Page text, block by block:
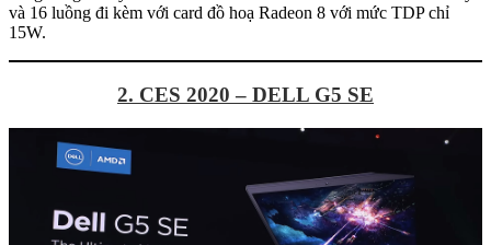
và 16 luồng đi kèm với card đồ hoạ Radeon 8 với mức TDP chỉ
15W.
2. CES 2020 – DELL G5 SE